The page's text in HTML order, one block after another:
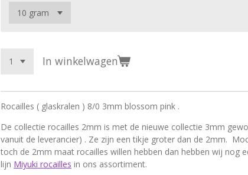
In winkelwagen
Rocailles ( glaskralen ) 8/0 3mm blossom pink .
De collectie rocailles 2mm is met de nieuwe collectie 3mm
vanuit de leverancier) . Ze zijn een tikje groter dan de 2mm.
toch de 2mm maat rocailles willen hebben dan hebben wij nog
lijn Miyuki rocailles in ons assortiment.